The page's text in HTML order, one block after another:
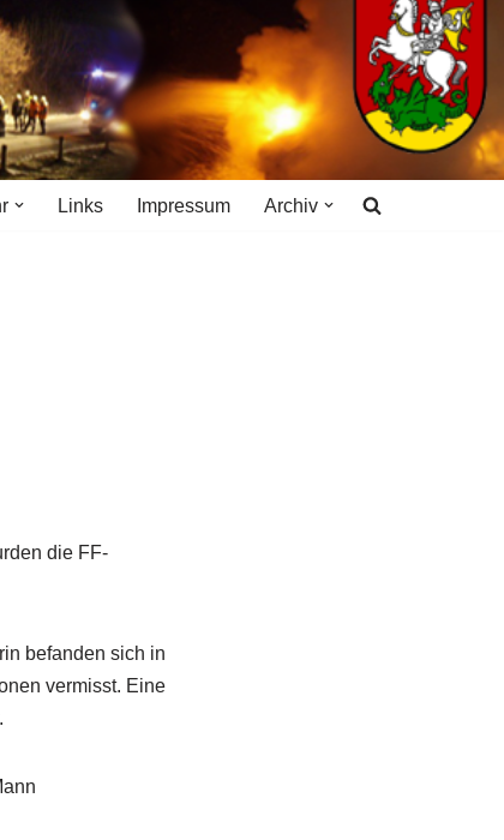
Links Impressum Archiv
die FF-
befanden sich in
vermisst. Eine